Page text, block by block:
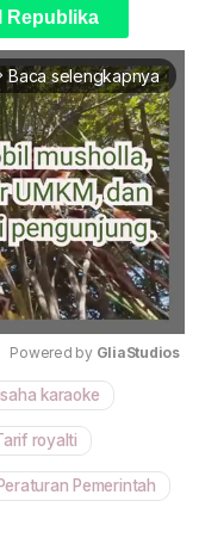
Republika
Baca selengkapnya
Mute
Powered by GliaStudios
karaoke
royalti
Peraturan Pemerintah